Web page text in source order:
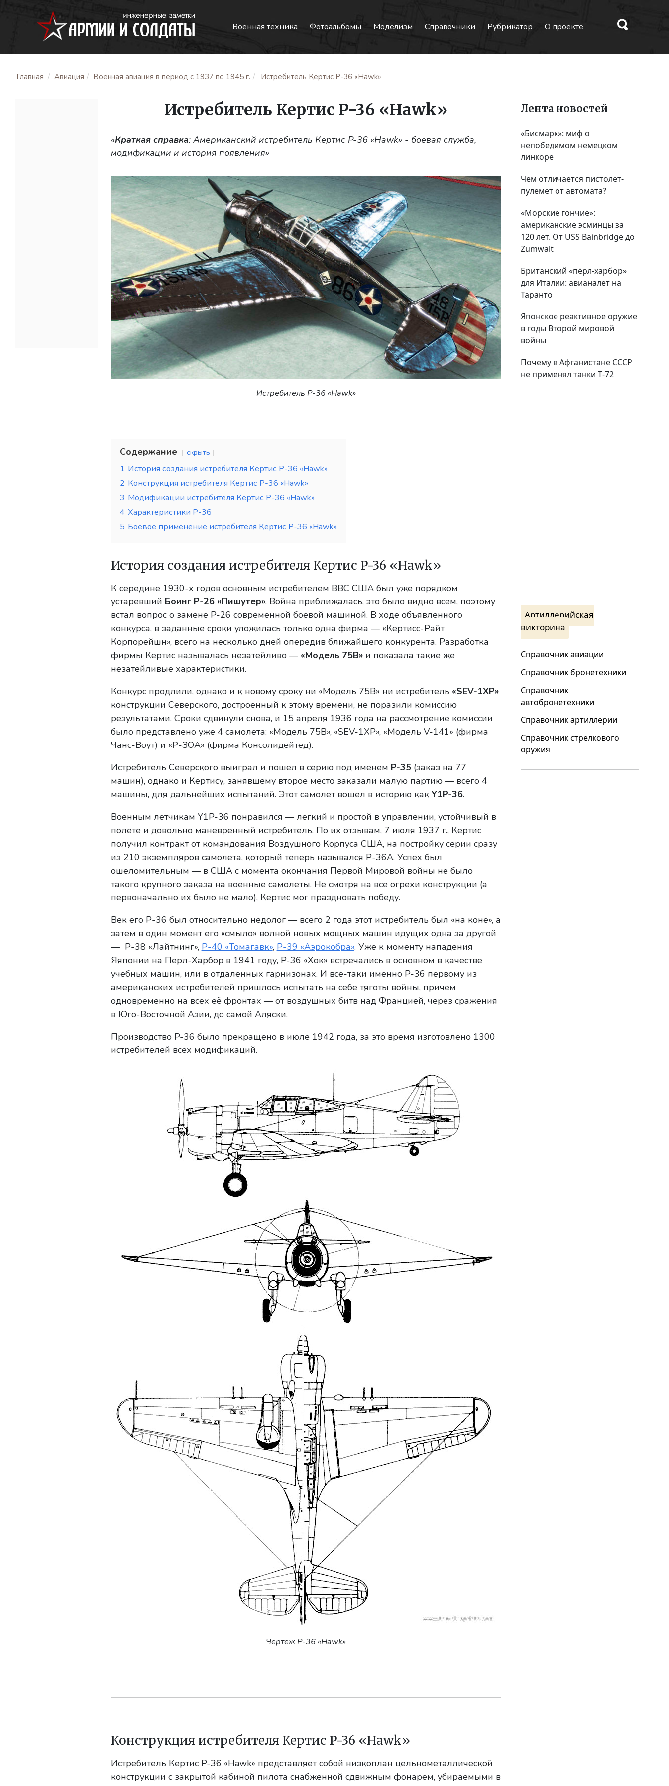
Военная техника Фотоальбомы Моделизм Справочники Рубрикатор О проекте
Главная Авиация Военная авиация в период с 1937 по 1945 г. Истребитель Кертис P-36 «Hawk»
Истребитель Кертис P-36 «Hawk»
«Краткая справка: Американский истребитель Кертис P-36 «Hawk» - боевая служба,
модификации и история появления»
Истребитель P-36 «Hawk»
Содержание скрыть
1 История создания истребителя Кертис P-36 «Hawk»
2 Конструкция истребителя Кертис P-36 «Hawk»
3 Модификации истребителя Кертис P-36 «Hawk»
4 Характеристики P-36
5 Боевое применение истребителя Кертис P-36 «Hawk»
История создания истребителя Кертис P-36 «Hawk»
К середине 1930-х годов основным истребителем ВВС США был уже порядком
устаревший Боинг Р-26 «Пишутер». Война приближалась, это было видно всем, поэтому
встал вопрос о замене P-26 современной боевой машиной. В ходе объявленного
конкурса, в заданные сроки уложилась только одна фирма — «Кертисс-Райт
Корпорейшн», всего на несколько дней опередив ближайшего конкурента. Разработка
фирмы Кертис называлась незатейливо — «Модель 75В»и показала такие же
незатейливые характеристики.
Конкурс продлили, однако и к новому сроку ни «Модель 75В» ни истребитель «SEV-1XP»
конструкции Северского, достроенный к этому времени, не поразили комиссию
результатами. Сроки сдвинули снова, и 15 апреля 1936 года на рассмотрение комиссии
было представлено уже 4 самолета: «Модель 75В», «SEV-1XP», «Модель V-141» (фирма
Чанс-Воут) и «Р-ЗОА» (фирма Консолидейтед).
Истребитель Северского выиграл и пошел в серию под именем P-35(заказ на 77
машин), однако и Кертису, занявшему второе место заказали малую партию — всего 4
машины, для дальнейших испытаний. Этот самолет вошел в историю как Y1P-36.
Военным летчикам Y1P-36 понравился — легкий и простой в управлении, устойчивый в
полете и довольно маневренный истребитель. По их отзывам, 7 июля 1937 г., Кертис
получил контракт от командования Воздушного Корпуса США, на постройку серии сразу
из 210 экземпляров самолета, который теперь назывался Р-36А. Успех был
ошеломительным — в США с момента окончания Первой Мировой войны не было
такого крупного заказа на военные самолеты. Не смотря на все огрехи конструкции (а
первоначально их было не мало), Кертис мог праздновать победу.
Век его Р-36 был относительно недолог — всего 2 года этот истребитель был «на коне», а
затем в один момент его «смыло» волной новых мощных машин идущих одна за другой
— Р-38 «Лайтнинг», Р-40 «Томагавк», Р-39 «Аэрокобра». Уже к моменту нападения
Яяпонии на Перл-Харбор в 1941 году, P-36 «Хок» встречались в основном в качестве
учебных машин, или в отдаленных гарнизонах. И все-таки именно P-36 первому из
американских истребителей пришлось испытать на себе тяготы войны, причем
одновременно на всех её фронтах — от воздушных битв над Францией, через сражения
в Юго-Восточной Азии, до самой Аляски.
Производство P-36 было прекращено в июле 1942 года, за это время изготовлено 1300
истребителей всех модификаций.
Чертеж P-36 «Hawk»
Конструкция истребителя Кертис P-36 «Hawk»
Истребитель Кертис P-36 «Hawk» представляет собой низкоплан цельнометаллической
конструкции с закрытой кабиной пилота снабженной сдвижным фонарем, убираемыми в
Лента новостей
«Бисмарк»: миф о
непобедимом немецком
линкоре
Чем отличается пистолет-
пулемет от автомата?
«Морские гончие»:
американские эсминцы за
120 лет. От USS Bainbridge до
Zumwalt
Британский «пёрл-харбор»
для Италии: авианалет на
Таранто
Японское реактивное оружие
в годы Второй мировой
войны
Почему в Афганистане СССР
не применял танки Т‑72
Артиллерийская
викторина
Справочник авиации
Справочник бронетехники
Справочник
автобронетехники
Справочник артиллерии
Справочник стрелкового
оружия